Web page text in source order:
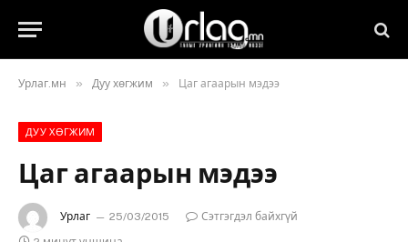
Урлаг.мн » Дуу хөгжим » Цаг агаарын мэдээ
ДУУ ХӨГЖИМ
Цаг агаарын мэдээ
Урлаг 25/03/2015
Сэтгэгдэл байхгүй